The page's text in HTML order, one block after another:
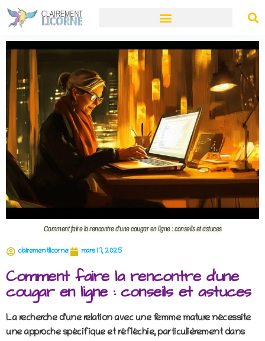
Comment faire la rencontre d’une cougar en ligne : conseils et astuces
clairementlicorne mars 17, 2025
Comment faire la rencontre d’une
cougar en ligne : conseils et astuces
La recherche d’une relation avec une femme mature nécessite
une approche spécifique et réfléchie, particulièrement dans